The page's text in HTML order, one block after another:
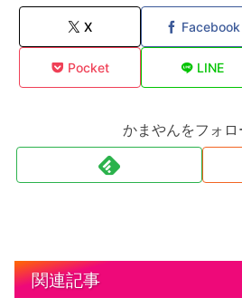
X Facebook
Pocket LINE
かまやんをフォロ
関連記事